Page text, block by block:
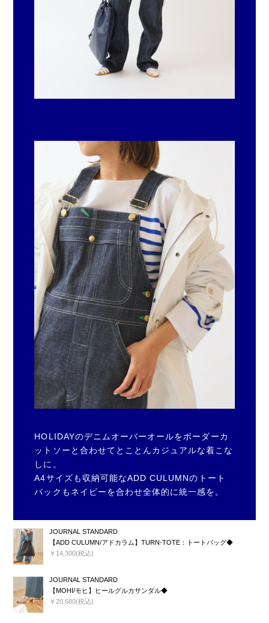
HOLIDAYのデニムオーバーオールをボーダーカ
ットソーと合わせてとことんカジュアルな着こな
しに。
A4サイズも収納可能なADD CULUMNのトート
バックもネイビーを合わせ全体的に統一感を。
JOURNAL STANDARD
【ADD CULUMN/アドカラム】TURN-TOTE：トートバッグ◆
￥14,300(税込)
JOURNAL STANDARD
【MOHI/モヒ】ヒールグルカサンダル◆
￥20,680(税込)